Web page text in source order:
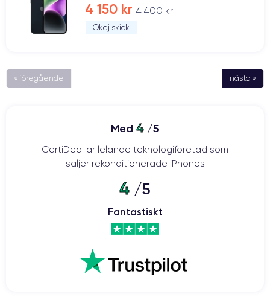
4 150 kr 4 400 kr
Okej skick
« föregående nästa »
Med 4 /5
CertiDeal är lelande teknologiföretad som
säljer rekonditionerade iPhones
4 /5
Fantastiskt